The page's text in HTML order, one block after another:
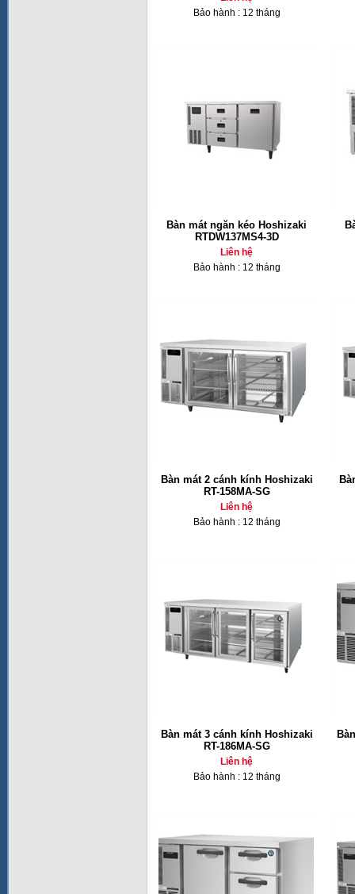
Bảo hành : 12 tháng
Bàn mát ngăn kéo Hoshizaki
RTDW137MS4-3D
Liên hệ
Bảo hành : 12 tháng
Bàn mát 2 cánh kính Hoshizaki
RT-158MA-SG
Liên hệ
Bảo hành : 12 tháng
Bàn mát 3 cánh kính Hoshizaki
RT-186MA-SG
Liên hệ
Bảo hành : 12 tháng